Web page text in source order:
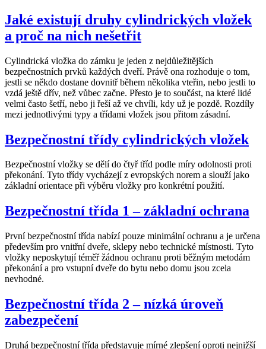
Jaké existují druhy cylindrických vložek
a proč na nich nešetřit
Cylindrická vložka do zámku je jeden z nejdůležitějších
bezpečnostních prvků každých dveří. Právě ona rozhoduje o tom,
jestli se někdo dostane dovnitř během několika vteřin, nebo jestli to
vzdá ještě dřív, než vůbec začne. Přesto je to součást, na které lidé
velmi často šetří, nebo ji řeší až ve chvíli, kdy už je pozdě. Rozdíly
mezi jednotlivými typy a třídami vložek jsou přitom zásadní.
Bezpečnostní třídy cylindrických vložek
Bezpečnostní vložky se dělí do čtyř tříd podle míry odolnosti proti
překonání. Tyto třídy vycházejí z evropských norem a slouží jako
základní orientace při výběru vložky pro konkrétní použití.
Bezpečnostní třída 1 – základní ochrana
První bezpečnostní třída nabízí pouze minimální ochranu a je určena
především pro vnitřní dveře, sklepy nebo technické místnosti. Tyto
vložky neposkytují téměř žádnou ochranu proti běžným metodám
překonání a pro vstupní dveře do bytu nebo domu jsou zcela
nevhodné.
Bezpečnostní třída 2 – nízká úroveň
zabezpečení
Druhá bezpečnostní třída představuje mírné zlepšení oproti nejnižší